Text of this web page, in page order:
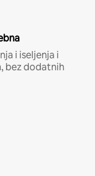
i iseljenja i
bez dodatnih